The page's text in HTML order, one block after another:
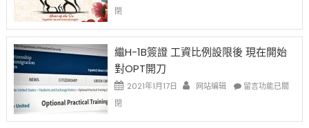
New
Ox
Issue〉
閉
繼H-1B簽證 工資比例設限後 現在開始
對OPT開刀
2021年1月17日 网站编辑
在
1B
留言功能已關
閉